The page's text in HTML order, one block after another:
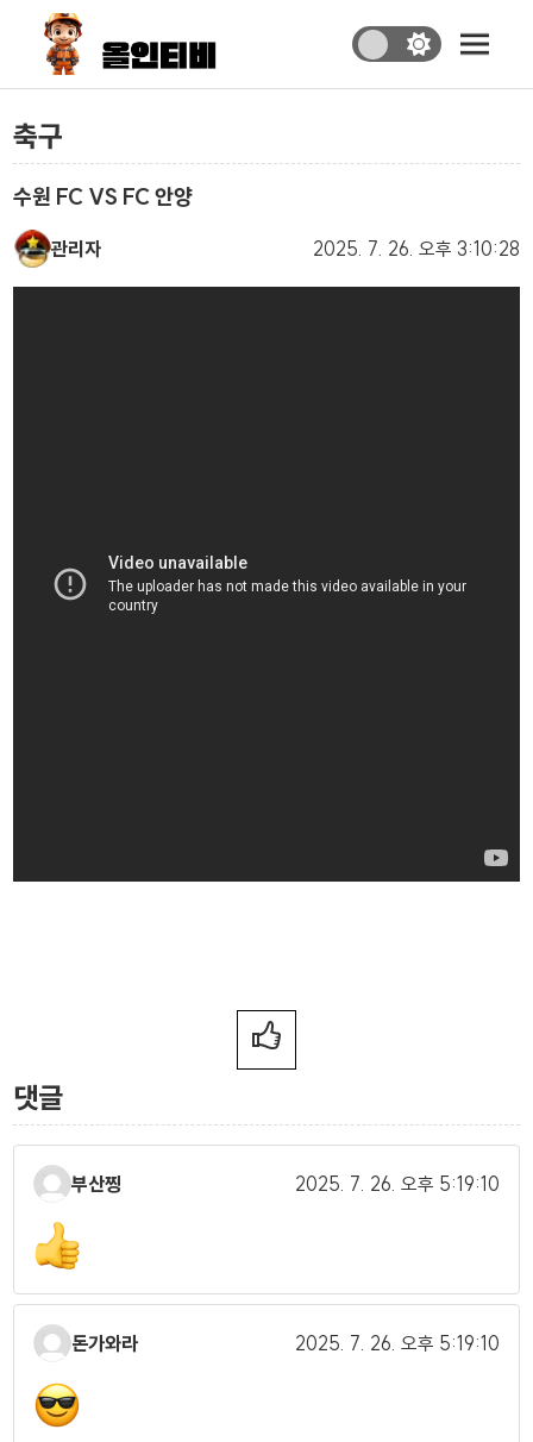
축구
수원 FC VS FC 안양
관리자 2025. 7. 26. 오후 3:10:28
댓글
부산찡 2025. 7. 26. 오후 5:19:10
돈가와라 2025. 7. 26. 오후 5:19:10